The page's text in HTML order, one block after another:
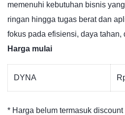
memenuhi kebutuhan bisnis
ringan hingga tugas berat dan
fokus pada efisiensi, daya tahan,
Harga mulai
DYNA
* Harga belum termasuk